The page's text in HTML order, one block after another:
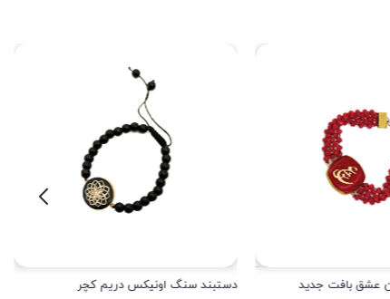
عشق بافت جدید
دستبند سنگ اونیکس دریم کچر